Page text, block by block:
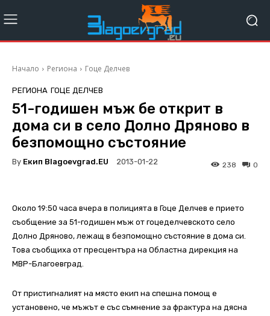
Начало Региона Гоце Делчев
РЕГИОНА ГОЦЕ ДЕЛЧЕВ
51-годишен мъж бе открит в
дома си в село Долно Дряново в
безпомощно състояние
By Екип Blagoevgrad.EU 2013-01-22 0
238
Около 19:50 часа вчера в полицията в Гоце Делчев е прието
съобщение за 51-годишен мъж от гоцеделчевското село
Долно Дряново, лежащ в безпомощно състояние в дома си.
Това съобщиха от пресцентъра на Областна дирекция на
МВР-Благоевград.
От пристигналият на място екип на спешна помощ е
установено, че мъжът е със съмнение за фрактура на дясна